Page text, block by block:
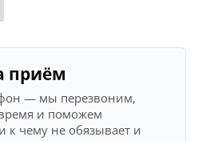
приём
— мы перезвоним,
и поможем
к чему не обязывает и